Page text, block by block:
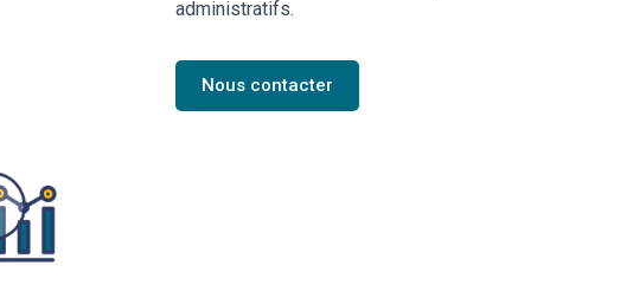
administratifs.
Nous contacter